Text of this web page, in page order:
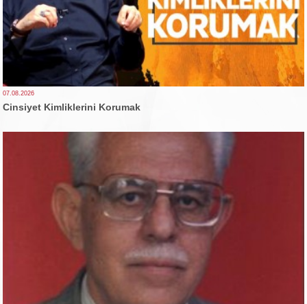
07.08.2026
Cinsiyet Kimliklerini Korumak